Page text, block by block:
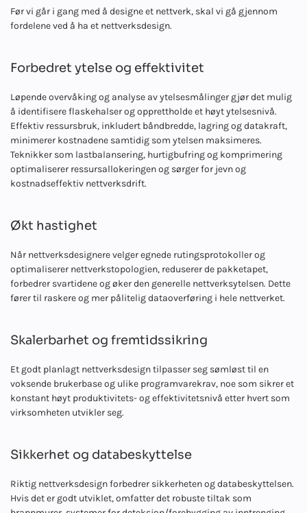
Før vi går i gang med å designe et nettverk, skal vi gå gjennom
fordelene ved å ha et nettverksdesign.
Forbedret ytelse og effektivitet
Løpende overvåking og analyse av ytelsesmålinger gjør det mulig
å identifisere flaskehalser og opprettholde et høyt ytelsesnivå.
Effektiv ressursbruk, inkludert båndbredde, lagring og datakraft,
minimerer kostnadene samtidig som ytelsen maksimeres.
Teknikker som lastbalansering, hurtigbufring og komprimering
optimaliserer ressursallokeringen og sørger for jevn og
kostnadseffektiv nettverksdrift.
Økt hastighet
Når nettverksdesignere velger egnede rutingsprotokoller og
optimaliserer nettverkstopologien, reduserer de pakketapet,
forbedrer svartidene og øker den generelle nettverksytelsen. Dette
fører til raskere og mer pålitelig dataoverføring i hele nettverket.
Skalerbarhet og fremtidssikring
Et godt planlagt nettverksdesign tilpasser seg sømløst til en
voksende brukerbase og ulike programvarekrav, noe som sikrer et
konstant høyt produktivitets- og effektivitetsnivå etter hvert som
virksomheten utvikler seg.
Sikkerhet og databeskyttelse
Riktig nettverksdesign forbedrer sikkerheten og databeskyttelsen.
Hvis det er godt utviklet, omfatter det robuste tiltak som